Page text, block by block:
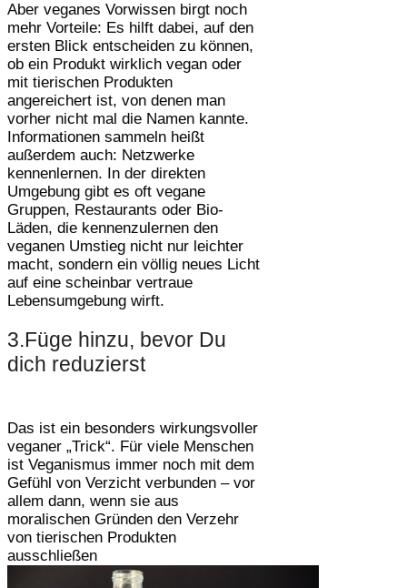
Aber veganes Vorwissen birgt noch
mehr Vorteile: Es hilft dabei, auf den
ersten Blick entscheiden zu können,
ob ein Produkt wirklich vegan oder
mit tierischen Produkten
angereichert ist, von denen man
vorher nicht mal die Namen kannte.
Informationen sammeln heißt
außerdem auch: Netzwerke
kennenlernen. In der direkten
Umgebung gibt es oft vegane
Gruppen, Restaurants oder Bio-
Läden, die kennenzulernen den
veganen Umstieg nicht nur leichter
macht, sondern ein völlig neues Licht
auf eine scheinbar vertraue
Lebensumgebung wirft.
3.Füge hinzu, bevor Du
dich reduzierst
Das ist ein besonders wirkungsvoller
veganer „Trick“. Für viele Menschen
ist Veganismus immer noch mit dem
Gefühl von Verzicht verbunden – vor
allem dann, wenn sie aus
moralischen Gründen den Verzehr
von tierischen Produkten
ausschließen